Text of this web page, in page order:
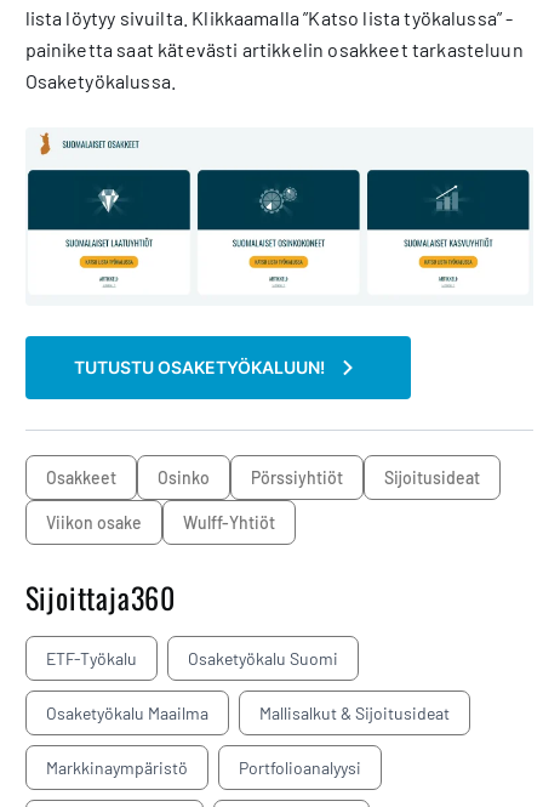
lista löytyy sivuilta. Klikkaamalla ”Katso lista työkalussa” -
painiketta saat kätevästi artikkelin osakkeet tarkasteluun
Osaketyökalussa.
TUTUSTU OSAKETYÖKALUUN!
osakkeet osinko pörssiyhtiöt sijoitusideat
Viikon osake Wulff-Yhtiöt
Sijoittaja360
ETF-Työkalu Osaketyökalu Suomi
Osaketyökalu Maailma Mallisalkut & Sijoitusideat
Markkinaympäristö Portfolioanalyysi